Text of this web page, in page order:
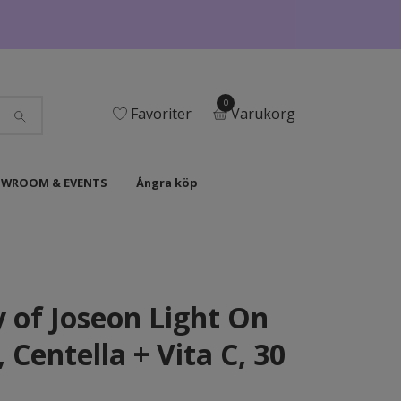
Favoriter
0
Varukorg
& EVENTS Ångra köp
of Joseon Light On
Centella + Vita C, 30